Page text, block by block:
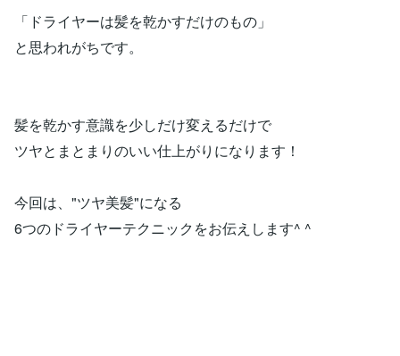
「ドライヤーは髪を乾かすだけのもの」
と思われがちです。
髪を乾かす意識を少しだけ変えるだけで
ツヤとまとまりのいい仕上がりになります！
今回は、"ツヤ美髪"になる
6つのドライヤーテクニックをお伝えします^ ^